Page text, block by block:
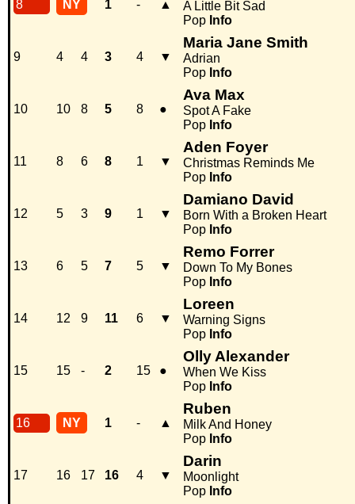
8 NY 1 - ▲
A Little Bit Sad
Pop Info
9 4 4 3 4 ▼
Maria Jane Smith
Adrian
Pop Info
10 10 8 5 8 ●
Ava Max
Spot A Fake
Pop Info
11 8 6 8 1 ▼
Aden Foyer
Christmas Reminds Me
Pop Info
12 5 3 9 1 ▼
Damiano David
Born With a Broken Heart
Pop Info
13 6 5 7 5 ▼
Remo Forrer
Down To My Bones
Pop Info
14 12 9 11 6 ▼
Loreen
Warning Signs
Pop Info
15 15 - 2 15 ●
Olly Alexander
When We Kiss
Pop Info
16 NY 1 - ▲
Ruben
Milk And Honey
Pop Info
17 16 17 16 4 ▼
Darin
Moonlight
Pop Info